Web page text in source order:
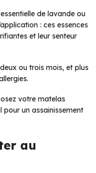
de lavande ou
: ces essences
et leur senteur
ou trois mois, et plus
votre matelas
pour un assainissement
au